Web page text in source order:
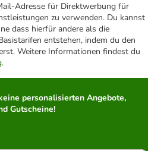
Adresse für Direktwerbung für
zu verwenden. Du kannst
dass hierfür andere als die
entstehen, indem du den
Weitere Informationen findest du
.
personalisierten Angebote,
Gutscheine!